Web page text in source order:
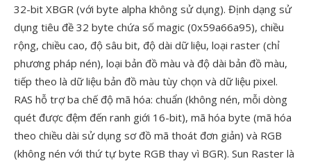
32-bit XBGR (với byte alpha không sử dụng). Định dạng sử
dụng tiêu đề 32 byte chứa số magic (0x59a66a95), chiều
rộng, chiều cao, độ sâu bit, độ dài dữ liệu, loại raster (chỉ
phương pháp nén), loại bản đồ màu và độ dài bản đồ màu,
tiếp theo là dữ liệu bản đồ màu tùy chọn và dữ liệu pixel.
RAS hỗ trợ ba chế độ mã hóa: chuẩn (không nén, mỗi dòng
quét được đệm đến ranh giới 16-bit), mã hóa byte (mã hóa
theo chiều dài sử dụng sơ đồ mã thoát đơn giản) và RGB
(không nén với thứ tự byte RGB thay vì BGR). Sun Raster là